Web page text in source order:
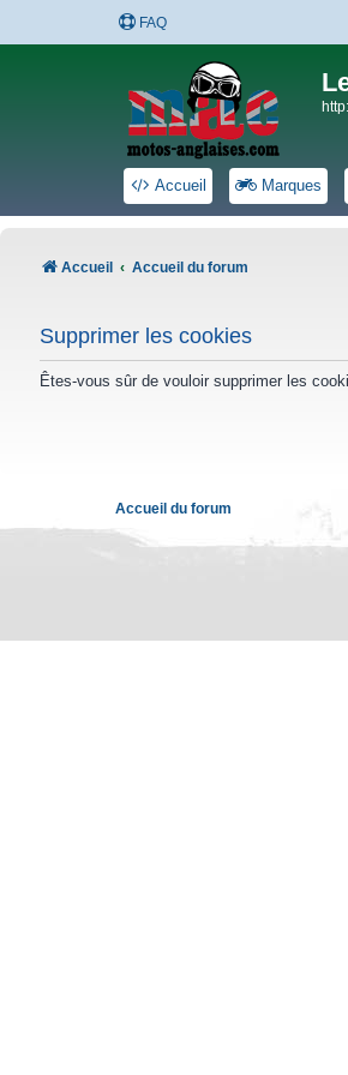
FAQ
Accueil Marques
Accueil Accueil du forum
Supprimer les cookies
Êtes-vous sûr de vouloir supprimer les
Accueil du forum